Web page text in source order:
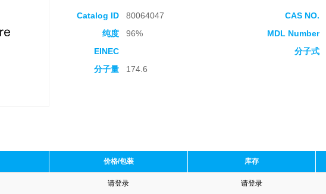
Catalog ID 80064047 CAS NO.
纯度
96% MDL Number
EINEC
分子式
分子量
174.6
价格/包装 库存
请登录 请登录